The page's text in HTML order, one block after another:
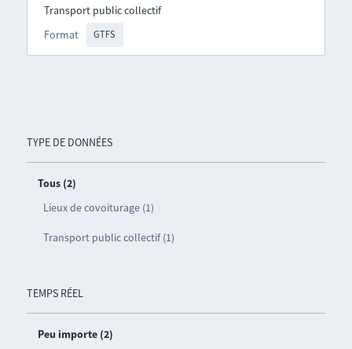
TYPE DE DONNÉES
Tous (2)
Lieux de covoiturage (1)
Transport public collectif (1)
TEMPS RÉEL
Peu importe (2)
Format GTFS
Transport public collectif